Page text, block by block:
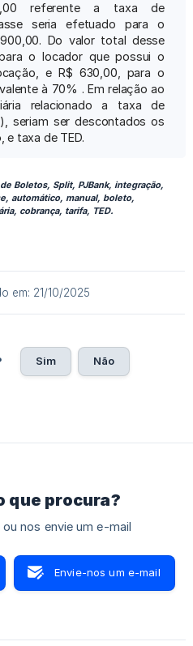
referente a taxa de
seria efetuado para o
Do valor total desse
o locador que possui o
e R$ 630,00, para o
à 70% . Em relação ao
relacionado a taxa de
seriam ser descontados os
taxa de TED.
Boletos, Split, PJBank, integração,
automático, manual, boleto,
cobrança, tarifa, TED.
em: 21/10/2025
Sim Não
que procura?
nos envie um e-mail
Envie-nos um e-mail